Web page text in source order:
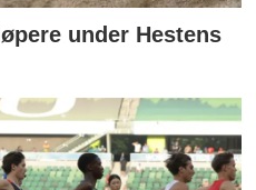
under Hestens